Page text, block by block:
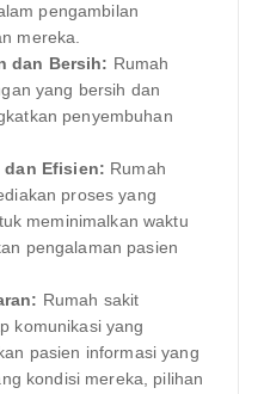
pengambilan
mereka.
dan Bersih: Rumah
yang bersih dan
penyembuhan
dan Efisien: Rumah
proses yang
meminimalkan waktu
pengalaman pasien
Rumah sakit
komunikasi yang
pasien informasi yang
kondisi mereka, pilihan